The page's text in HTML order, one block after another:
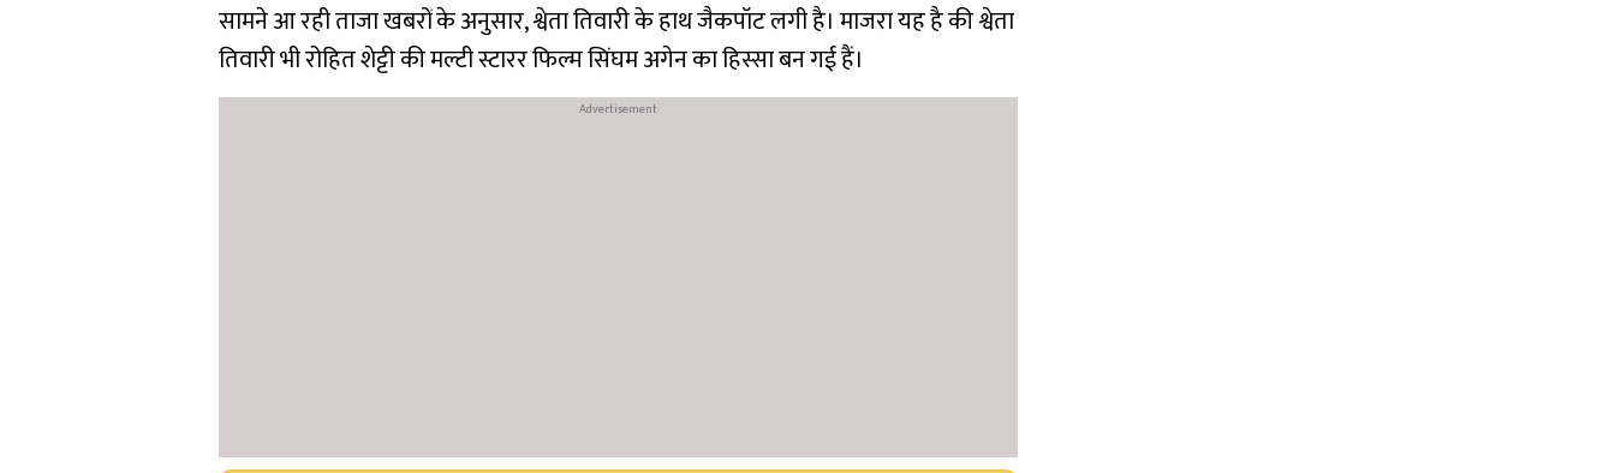
सामने आ रही ताजा खबरों के अनुसार, श्वेता तिवारी के हाथ जैकपॉट लगी है। माजरा यह है की श्वेता
तिवारी भी रोहित शेट्टी की मल्टी स्टारर फिल्म सिंघम अगेन का हिस्सा बन गई हैं।